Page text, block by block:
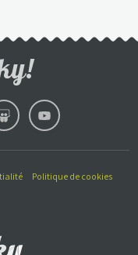
Politique de cookies